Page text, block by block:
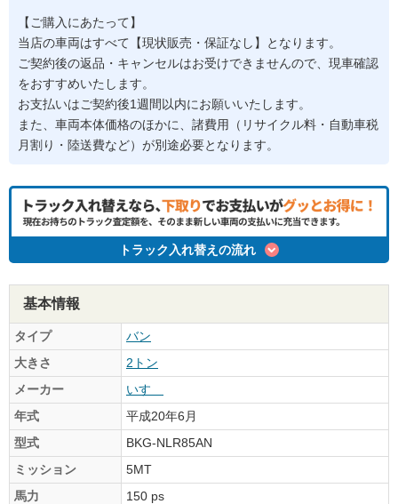
【ご購入にあたって】
当店の車両はすべて【現状販売・保証なし】となります。
ご契約後の返品・キャンセルはお受けできませんので、現車確認
をおすすめいたします。
お支払いはご契約後1週間以内にお願いいたします。
また、車両本体価格のほかに、諸費用（リサイクル料・自動車税
月割り・陸送費など）が別途必要となります。
トラック入れ替えの流れ
基本情報
タイプ
バン
大きさ
2トン
メーカー
いすゞ
年式
平成20年6月
型式
BKG-NLR85AN
ミッション
5MT
馬力
150 ps